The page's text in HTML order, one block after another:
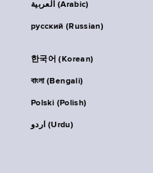
العربية (Arabic)
русский (Russian)
한국어 (Korean)
বাংলা (Bengali)
Polski (Polish)
اردو (Urdu)